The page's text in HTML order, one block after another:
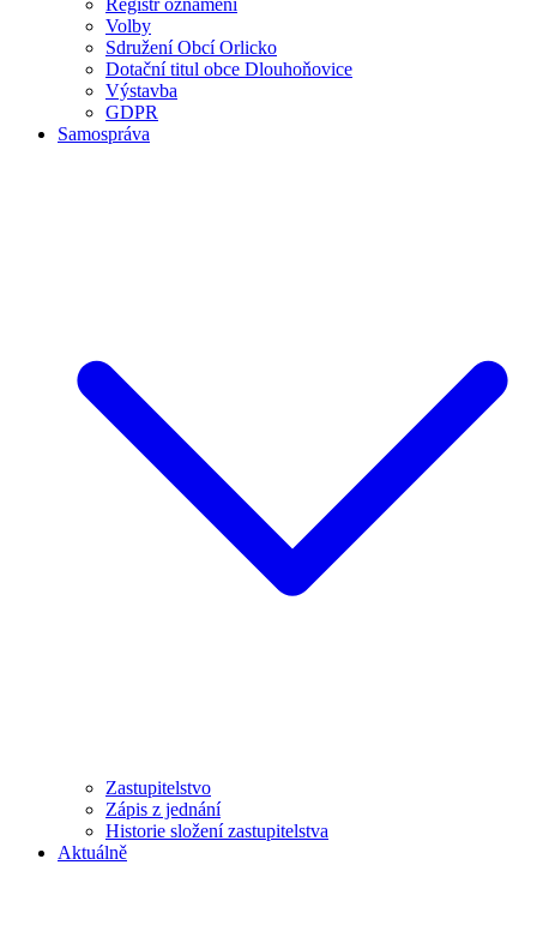
Registr oznámení
Volby
Sdružení Obcí Orlicko
Dotační titul obce Dlouhoňovice
Výstavba
GDPR
Samospráva
Zastupitelstvo
Zápis z jednání
Historie složení zastupitelstva
Aktuálně